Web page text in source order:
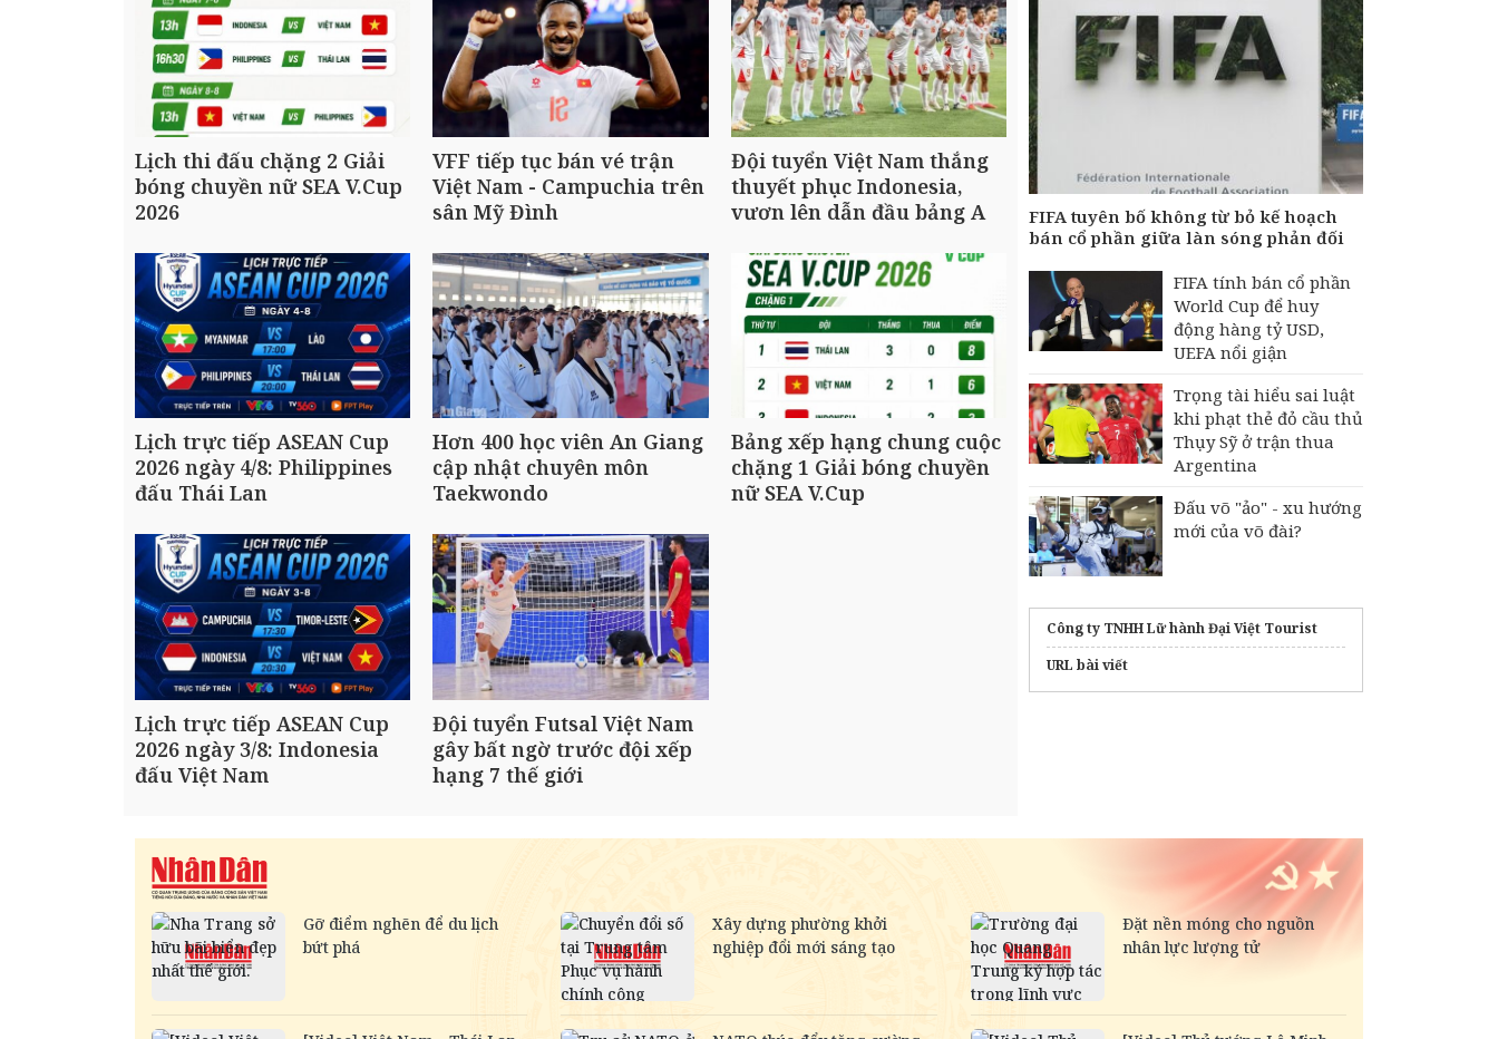
Lịch thi đấu chặng 2 Giải
bóng chuyền nữ SEA V.Cup
2026
VFF tiếp tục bán vé trận
Việt Nam - Campuchia trên
sân Mỹ Đình
Đội tuyển Việt Nam thắng
thuyết phục Indonesia,
vươn lên dẫn đầu bảng A
Lịch trực tiếp ASEAN Cup
2026 ngày 4/8: Philippines
đấu Thái Lan
Hơn 400 học viên An Giang
cập nhật chuyên môn
Taekwondo
Bảng xếp hạng chung cuộc
chặng 1 Giải bóng chuyền
nữ SEA V.Cup
Lịch trực tiếp ASEAN Cup
2026 ngày 3/8: Indonesia
đấu Việt Nam
Đội tuyển Futsal Việt Nam
gây bất ngờ trước đội xếp
hạng 7 thế giới
FIFA tuyên bố không từ bỏ kế hoạch
bán cổ phần giữa làn sóng phản đối
FIFA tính bán cổ phần
World Cup để huy
động hàng tỷ USD,
UEFA nổi giận
Trọng tài hiểu sai luật
khi phạt thẻ đỏ cầu thủ
Thụy Sỹ ở trận thua
Argentina
Đấu võ "ảo" - xu hướng
mới của võ đài?
Công ty TNHH Lữ hành Đại Việt Tourist
URL bài viết